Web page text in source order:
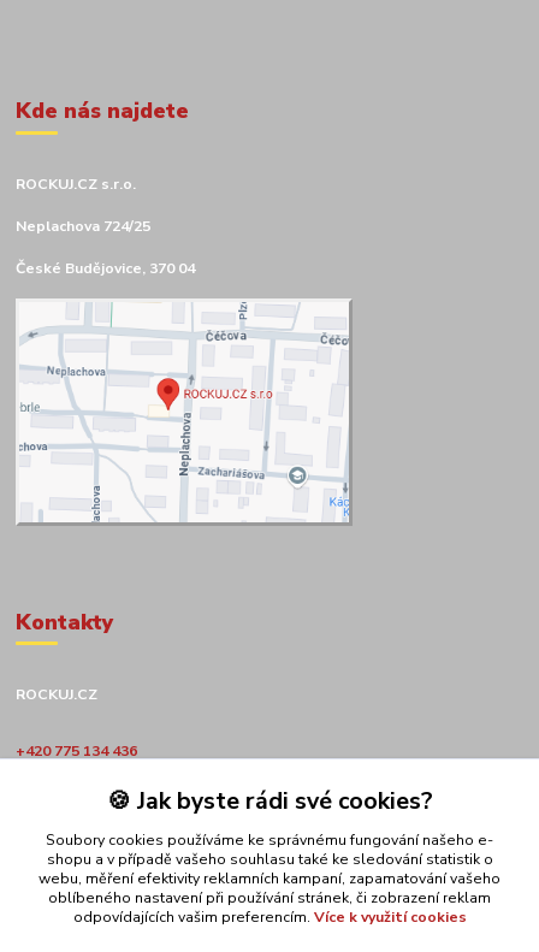
Kde nás najdete
ROCKUJ.CZ s.r.o.
Neplachova 724/25
České Budějovice, 370 04
Kontakty
ROCKUJ.CZ
+420 775 134 436
obchod@rockuj.cz🍪 Jak byste rádi své cookies?
Soubory cookies používáme ke správnému fungování našeho e-
shopu a v případě vašeho souhlasu také ke sledování statistik o
webu, měření efektivity reklamních kampaní, zapamatování vašeho
oblíbeného nastavení při používání stránek, či zobrazení reklam
odpovídajících vašim preferencím. Více k využití cookies